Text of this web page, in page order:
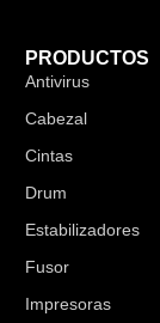
PRODUCTOS
Antivirus
Cabezal
Cintas
Drum
Estabilizadores
Fusor
Impresoras